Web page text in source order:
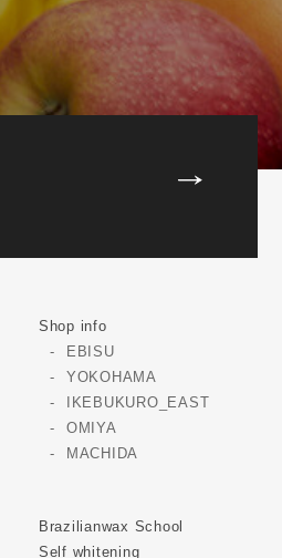
Shop info
EBISU
YOKOHAMA
IKEBUKURO_EAST
OMIYA
MACHIDA
Brazilianwax School
Self whitening